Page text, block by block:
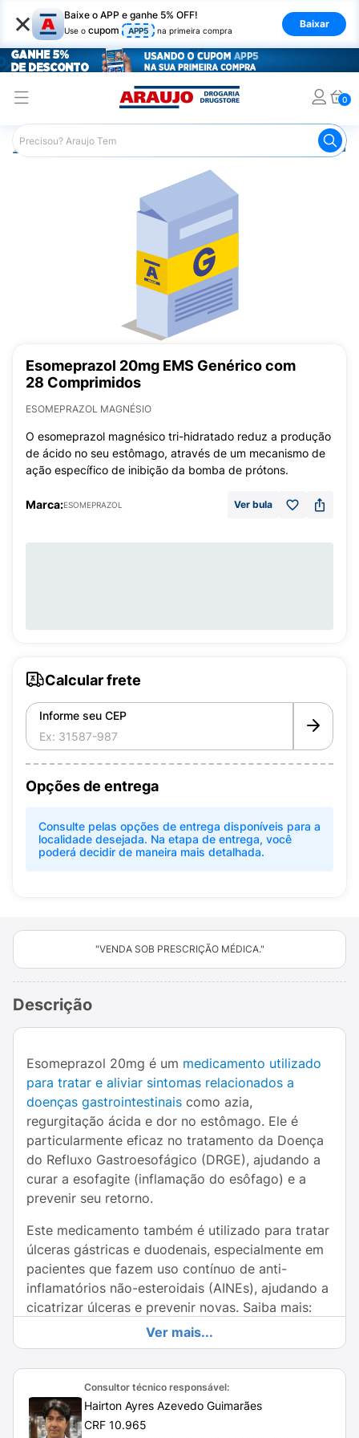
× Baixe o APP e ganhe 5% OFF!
Use o cupom APP5 na primeira compra
Baixar
0
Araujo Medicamentos Remédio para o Estômago e
Esomeprazol 20mg EMS Genérico com
28 Comprimidos
ESOMEPRAZOL MAGNÉSIO
O esomeprazol magnésico tri-hidratado reduz a produção
de ácido no seu estômago, através de um mecanismo de
ação específico de inibição da bomba de prótons.
Marca:ESOMEPRAZOL Ver bula
Calcular frete
Informe seu CEP
Opções de entrega
Consulte pelas opções de entrega disponíveis para a
localidade desejada. Na etapa de entrega, você
poderá decidir de maneira mais detalhada.
"VENDA SOB PRESCRIÇÃO MÉDICA."
Descrição
Esomeprazol 20mg é um medicamento utilizado
para tratar e aliviar sintomas relacionados a
doenças gastrointestinais como azia,
regurgitação ácida e dor no estômago. Ele é
particularmente eficaz no tratamento da Doença
do Refluxo Gastroesofágico (DRGE), ajudando a
curar a esofagite (inflamação do esôfago) e a
prevenir seu retorno.
Este medicamento também é utilizado para tratar
úlceras gástricas e duodenais, especialmente em
pacientes que fazem uso contínuo de anti-
inflamatórios não-esteroidais (AINEs), ajudando a
cicatrizar úlceras e prevenir novas. Saiba mais:
Para que serve Esomeprazol 20mg?
O Esomeprazol 20mg é utilizado para tratar
diversos problemas relacionados ao excesso de
ácido no estômago. Ele é especialmente eficaz
para aliviar sintomas de azia, regurgitação ácida
Ver mais...
Consultor técnico responsável:
Hairton Ayres Azevedo Guimarães
CRF 10.965